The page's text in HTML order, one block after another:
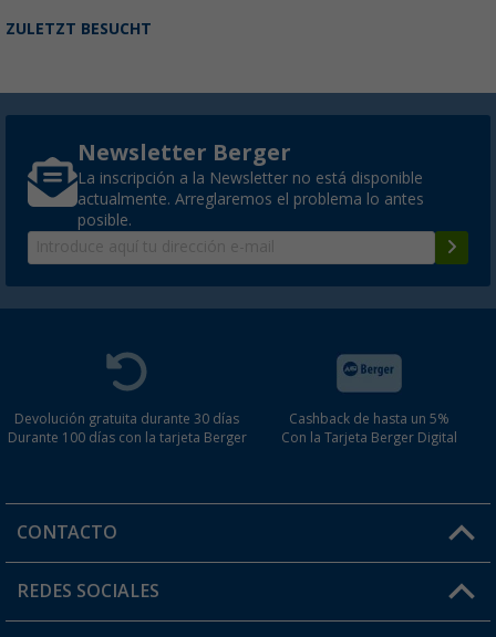
ZULETZT BESUCHT
Newsletter Berger
La inscripción a la Newsletter no está disponible
actualmente. Arreglaremos el problema lo antes
posible.
Devolución gratuita durante 30 días
Durante 100 días con la tarjeta Berger
Cashback de hasta un 5%
Con la Tarjeta Berger Digital
CONTACTO
Horario de atención al cliente:
REDES SOCIALES